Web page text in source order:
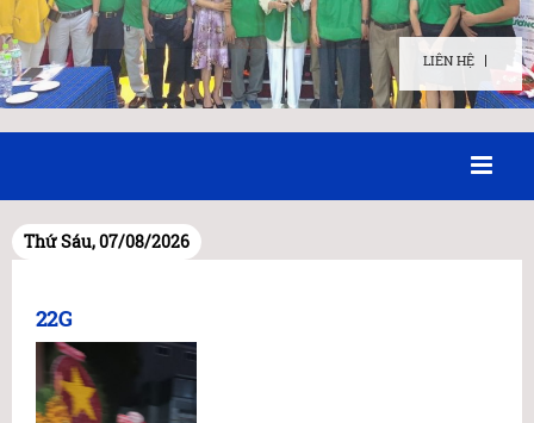
LIÊN HỆ
Thứ Sáu, 07/08/2026
22G